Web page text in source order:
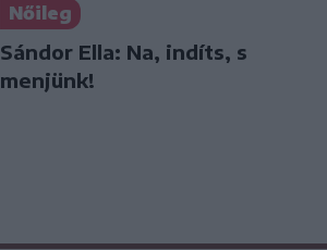
Nőileg
Sándor Ella: Na, indíts, s
menjünk!